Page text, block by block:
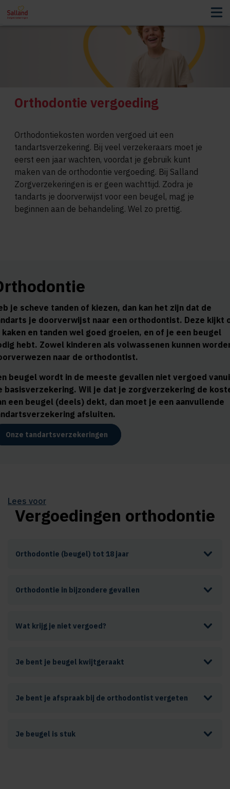
Orthodontie vergoeding
Orthodontiekosten worden vergoed uit een
tandartsverzekering. Bij veel verzekeraars moet je
eerst een jaar wachten, voordat je gebruik kunt
maken van de orthodontie vergoeding. Bij Salland
Zorgverzekeringen is er geen wachttijd. Zodra je
tandarts je doorverwijst voor een beugel, mag je
beginnen aan de behandeling. Wel zo prettig.
je scheve tanden of kiezen, dan kan het zijn dat de
je doorverwijst naar een orthodontist. Deze kijkt
kaken en tanden wel goed groeien, en of je een beugel
hebt. Zowel kinderen als volwassenen kunnen
naar de orthodontist.
beugel wordt in de meeste gevallen niet vergoed
basisverzekering. Wil je dat je zorgverzekering de
een beugel (deels) dekt, dan moet je een aanvullende
afsluiten.
Onze tandartsverzekeringen
Lees voor
Vergoedingen orthodontie
Orthodontie (beugel) tot 18 jaar
Orthodontie in bijzondere gevallen
Wat krijg je niet vergoed?
Je bent je beugel kwijtgeraakt
Je bent je afspraak bij de orthodontist vergeten
Je beugel is stuk